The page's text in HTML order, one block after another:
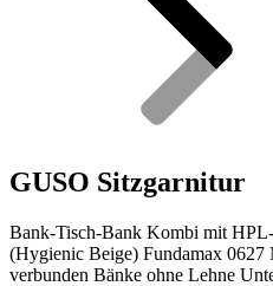
GUSO Sitzgarnitur
Bank-Tisch-Bank Kombi mit
(Hygienic Beige) Fundamax
verbunden Bänke ohne Lehne